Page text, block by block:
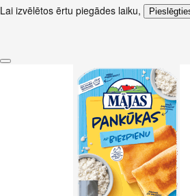
Lai izvēlētos ērtu piegādes laiku,